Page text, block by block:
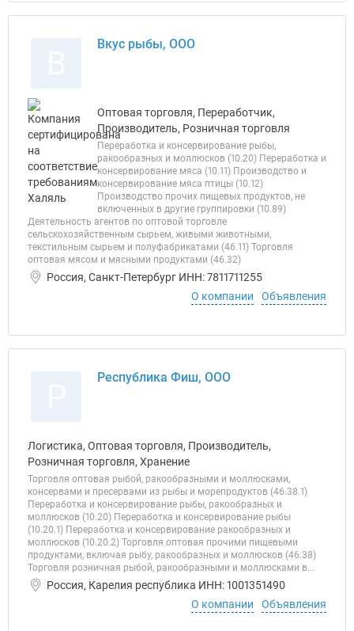
Вкус рыбы, ООО
Оптовая торговля, Переработчик,
Производитель, Розничная торговля
Переработка и консервирование рыбы,
ракообразных и моллюсков (10.20) Переработка и
консервирование мяса (10.11) Производство и
консервирование мяса птицы (10.12)
Производство прочих пищевых продуктов, не
включенных в другие группировки (10.89)
Деятельность агентов по оптовой торговле
сельскохозяйственным сырьем, живыми животными,
текстильным сырьем и полуфабрикатами (46.11) Торговля
оптовая мясом и мясными продуктами (46.32)
Россия, Санкт-Петербург ИНН: 7811711255
О компании
Объявления
Республика Фиш, ООО
Логистика, Оптовая торговля, Производитель,
Розничная торговля, Хранение
Торговля оптовая рыбой, ракообразными и моллюсками,
консервами и пресервами из рыбы и морепродуктов (46.38.1)
Переработка и консервирование рыбы, ракообразных и
моллюсков (10.20) Переработка и консервирование рыбы
(10.20.1) Переработка и консервирование ракообразных и
моллюсков (10.20.2) Торговля оптовая прочими пищевыми
продуктами, включая рыбу, ракообразных и моллюсков (46.38)
Торговля розничная рыбой, ракообразными и моллюсками в...
Россия, Карелия республика ИНН: 1001351490
О компании
Объявления